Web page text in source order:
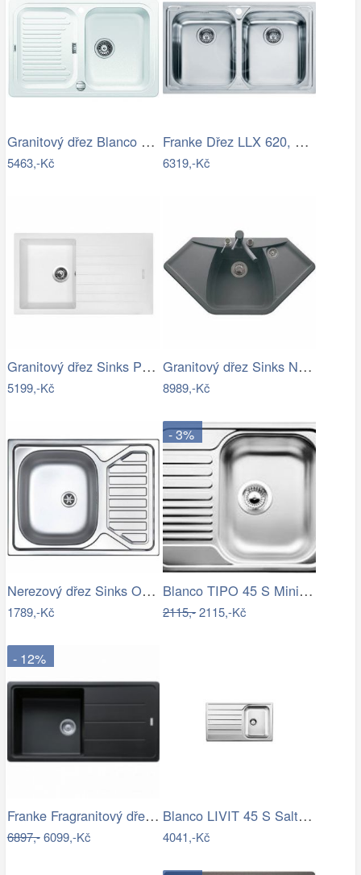
Granitový dřez Blanco CLASSIC 45 S…
5463,-Kč
Franke Dřez LLX 620, 79x50 cm, nerez…
6319,-Kč
Granitový dřez Sinks PERFECTO 860 Milk
5199,-Kč
Granitový dřez Sinks NAIKY 980 Titanium
8989,-Kč
Nerezový dřez Sinks OKIO 650 M 0,6mm…
1789,-Kč
- 3%
Blanco TIPO 45 S Mini Nerez přírodní…
2115,-2115,-Kč
- 12%
Franke Fragranitový dřez BFG 611, 97x50…
6897,-6099,-Kč
Blanco LIVIT 45 S Salto Nerez…
4041,-Kč